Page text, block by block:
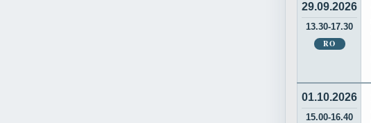
29.09.2026
13.30-17.30
RO
01.10.2026
15.00-16.40